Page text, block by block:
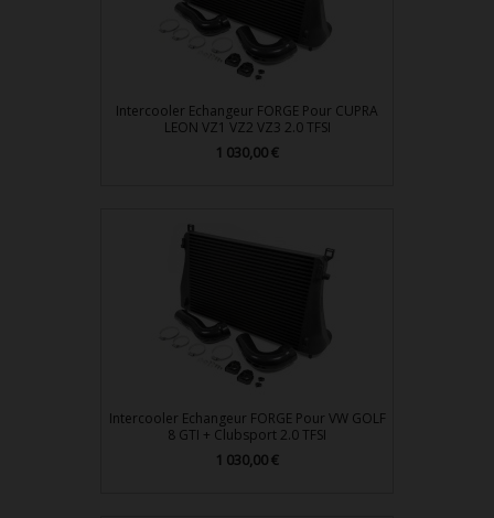
Intercooler Echangeur FORGE Pour CUPRA
LEON VZ1 VZ2 VZ3 2.0 TFSI
Prix
1 030,00 €
Intercooler Echangeur FORGE Pour VW GOLF
8 GTI + Clubsport 2.0 TFSI
Prix
1 030,00 €